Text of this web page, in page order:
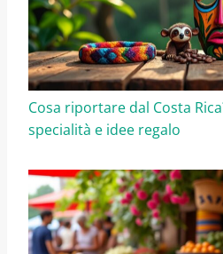
Cosa riportare dal Costa
specialità e idee regalo